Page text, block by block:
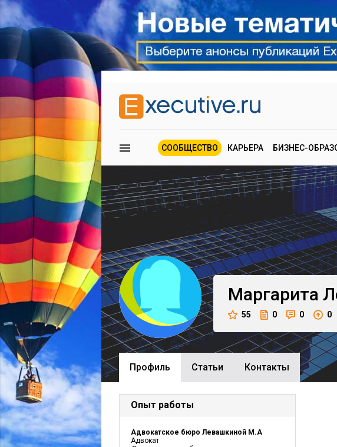
СООБЩЕСТВО КАРЬЕРА БИЗНЕС-
Маргарита
55 0 0 0
Профиль Cтатьи Контакты
Опыт работы
Адвокатское бюро Левашкиной М.А
Адвокат